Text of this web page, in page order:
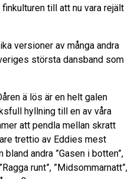
till att nu vara rejält
versioner av många andra
största dansband som
ä lös är en helt galen
hyllning till en av våra
att pendla mellan skratt
trettio av Eddies mest
andra ”Gasen i botten”,
runt”, ”Midsommarnatt”,